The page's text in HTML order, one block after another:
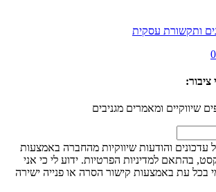
ותקשורת עסקית
ציבור:
שיווקיים ומאמרים מגניבים
עדכונים והודעות שיווקיות מהחברה באמצעות
בהתאם למדיניות הפרטיות. ידוע לי כי אני
בכל עת באמצעות קישור הסרה או פנייה ישירה